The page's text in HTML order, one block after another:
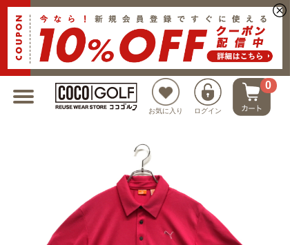
お気に入り ログイン
0
新規会員登録でクーポンプレゼント